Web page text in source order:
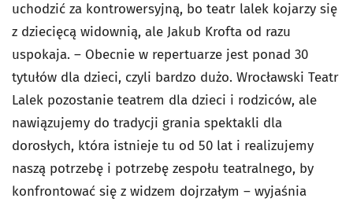
uchodzić za kontrowersyjną, bo teatr lalek kojarzy się
z dziecięcą widownią, ale Jakub Krofta od razu
uspokaja. – Obecnie w repertuarze jest ponad 30
tytułów dla dzieci, czyli bardzo dużo. Wrocławski Teatr
Lalek pozostanie teatrem dla dzieci i rodziców, ale
nawiązujemy do tradycji grania spektakli dla
dorosłych, która istnieje tu od 50 lat i realizujemy
naszą potrzebę i potrzebę zespołu teatralnego, by
konfrontować się z widzem dojrzałym – wyjaśnia